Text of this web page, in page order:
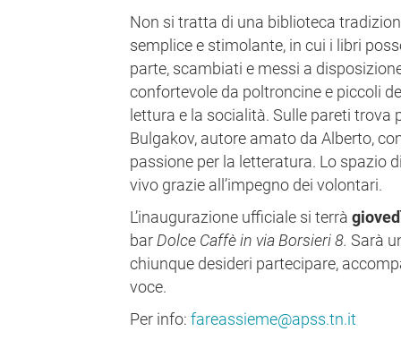
Non si tratta di una biblioteca
semplice e stimolante, in cui i libri
parte, scambiati e messi a
confortevole da poltroncine e piccoli
lettura e la socialità. Sulle pareti trova
Bulgakov, autore amato da Alberto,
passione per la letteratura. Lo spazio
vivo grazie all’impegno dei volontari.
L’inaugurazione ufficiale si terrà
bar Dolce Caffè in via Borsieri 8. Sarà
chiunque desideri partecipare,
voce.
Per info: fareassieme@apss.tn.it